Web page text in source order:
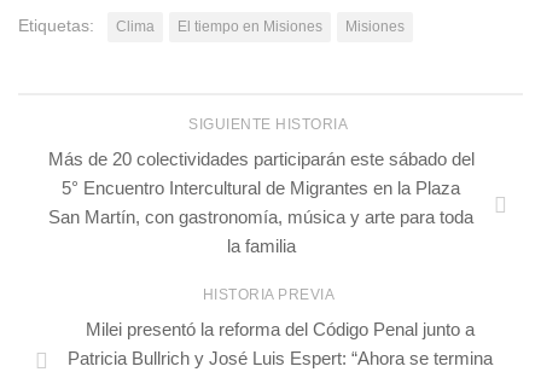
Etiquetas: Clima El tiempo en Misiones Misiones
SIGUIENTE HISTORIA
Más de 20 colectividades participarán este sábado del
5° Encuentro Intercultural de Migrantes en la Plaza
San Martín, con gastronomía, música y arte para toda
la familia
HISTORIA PREVIA
Milei presentó la reforma del Código Penal junto a
Patricia Bullrich y José Luis Espert: “Ahora se termina